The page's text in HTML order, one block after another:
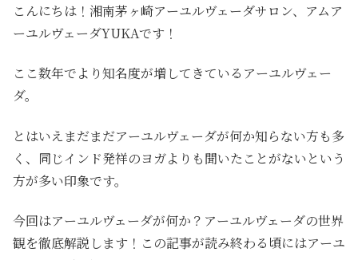
こんにちは！湘南茅ヶ崎アーユルヴェーダサロン、アムア
ーユルヴェーダYUKAです！
ここ数年でより知名度が増してきているアーユルヴェー
ダ。
とはいえまだまだアーユルヴェーダが何か知らない方も多
く、同じインド発祥のヨガよりも聞いたことがないという
方が多い印象です。
今回はアーユルヴェーダが何か？アーユルヴェーダの世界
観を徹底解説します！この記事が読み終わる頃にはアーユ